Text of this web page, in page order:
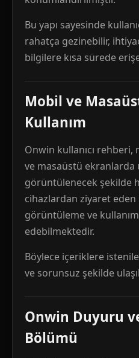
Bu yapı sayesinde
rahatça gezinebilir,
bilgilere kısa sürede
Mobil ve
Kullanım
Onwin kullanıcı
ve masaüstü ekranlarda
görüntülenecek şekilde
cihazlardan ziyaret eden
görüntüleme ve
edebilmektedir.
Böylece içeriklere
ve sorunsuz şekilde
Onwin Duyuru
Bölümü